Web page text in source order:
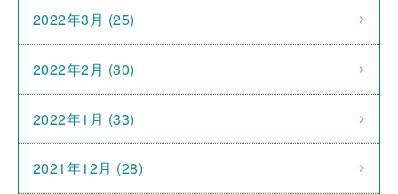
2022年3月 (25)
2022年2月 (30)
2022年1月 (33)
2021年12月 (28)